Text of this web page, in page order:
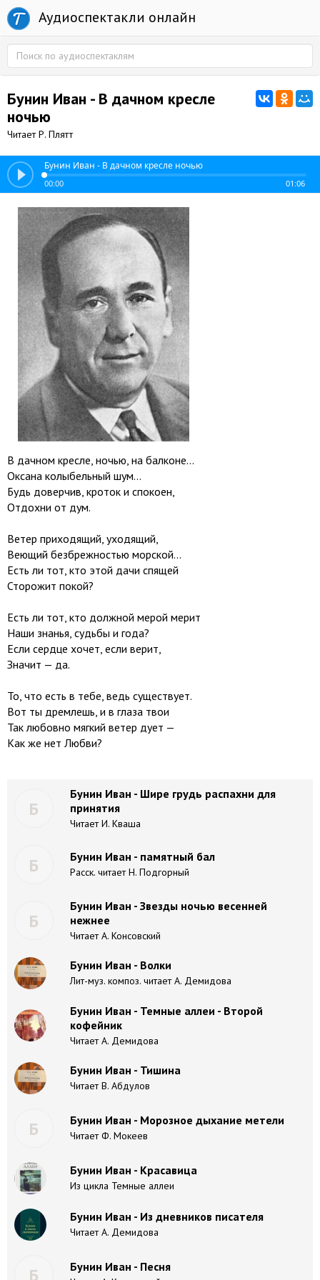
Аудиоспектакли онлайн
Бунин Иван - В дачном кресле
ночью
Читает Р. Плятт
Бунин Иван - В дачном кресле ночью
00:00 01:06
В дачном кресле, ночью, на балконе...
Оксана колыбельный шум...
Будь доверчив, кроток и спокоен,
Отдохни от дум.
Ветер приходящий, уходящий,
Веющий безбрежностью морской...
Есть ли тот, кто этой дачи спящей
Сторожит покой?
Есть ли тот, кто должной мерой мерит
Наши знанья, судьбы и года?
Если сердце хочет, если верит,
Значит — да.
То, что есть в тебе, ведь существует.
Вот ты дремлешь, и в глаза твои
Так любовно мягкий ветер дует —
Как же нет Любви?
Б
Бунин Иван - Шире грудь распахни для
принятия
Читает И. Кваша
Б Бунин Иван - памятный бал
Расск. читает Н. Подгорный
Б
Бунин Иван - Звезды ночью весенней
нежнее
Читает А. Консовский
Бунин Иван - Волки
Лит-муз. композ. читает А. Демидова
Бунин Иван - Темные аллеи - Второй
кофейник
Читает А. Демидова
Бунин Иван - Тишина
Читает В. Абдулов
Б Бунин Иван - Морозное дыхание метели
Читает Ф. Мокеев
Бунин Иван - Красавица
Из цикла Темные аллеи
Бунин Иван - Из дневников писателя
Читает А. Демидова
Б Бунин Иван - Песня